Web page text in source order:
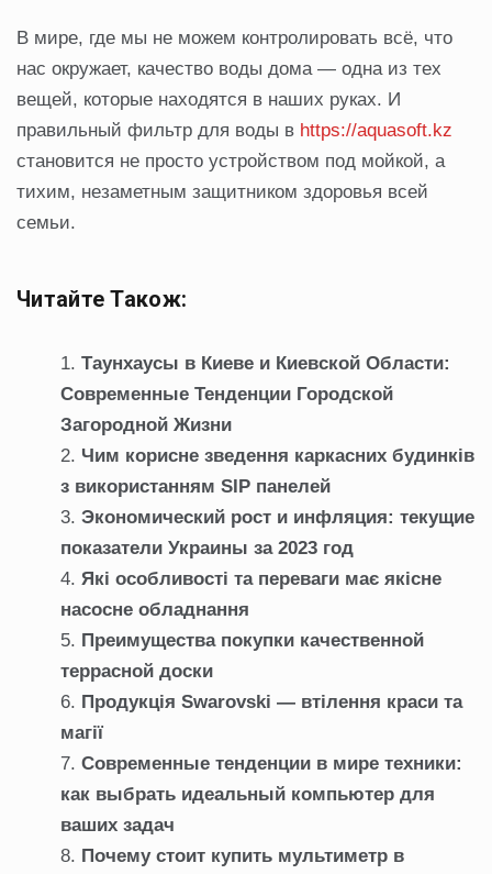
В мире, где мы не можем контролировать всё, что
нас окружает, качество воды дома — одна из тех
вещей, которые находятся в наших руках. И
правильный фильтр для воды в https://aquasoft.kz
становится не просто устройством под мойкой, а
тихим, незаметным защитником здоровья всей
семьи.
Читайте Також:
Таунхаусы в Киеве и Киевской Области:
Современные Тенденции Городской
Загородной Жизни
Чим корисне зведення каркасних будинків
з використанням SIP панелей
Экономический рост и инфляция: текущие
показатели Украины за 2023 год
Які особливості та переваги має якісне
насосне обладнання
Преимущества покупки качественной
террасной доски
Продукція Swarovski — втілення краси та
магії
Современные тенденции в мире техники:
как выбрать идеальный компьютер для
ваших задач
Почему стоит купить мультиметр в